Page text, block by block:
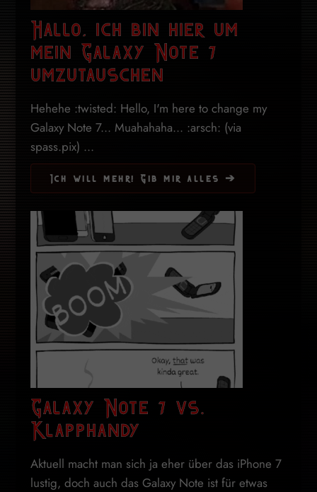
Hallo, ich bin hier um
mein Galaxy Note 7
umzutauschen
Hehehe :twisted: Hello, I'm here to change my
Galaxy Note 7... Muahahaha... :arsch: (via
spass.pix) ...
Ich will mehr! Gib mir alles ➔
Galaxy Note 7 vs.
Klapphandy
Aktuell macht man sich ja eher über das iPhone 7
lustig, doch auch das Galaxy Note ist für etwas